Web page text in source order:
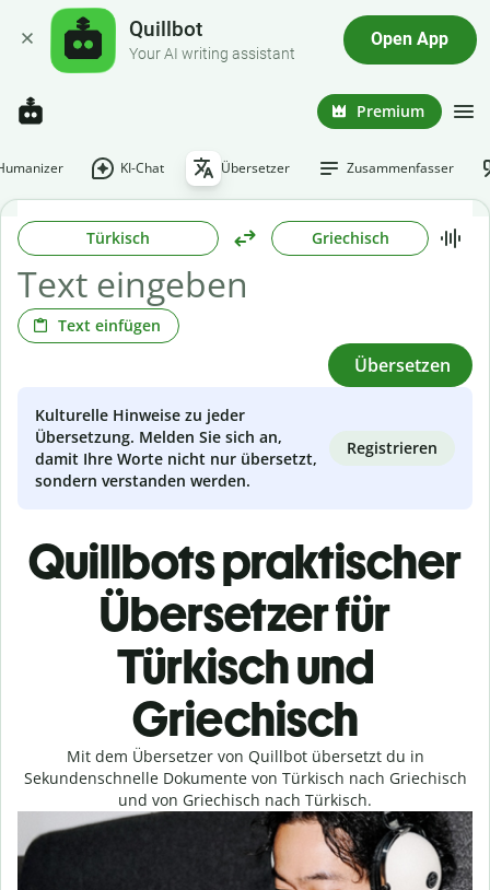
Quillbot
Your AI writing assistant
Open App
Premium
KI-Chat Übersetzer Zusammenfasser
Türkisch Griechisch
Text einfügen
Übersetzen
Kulturelle Hinweise zu jeder
Übersetzung. Melden Sie sich an,
damit Ihre Worte nicht nur übersetzt,
sondern verstanden werden.
Registrieren
Quillbots praktischer
Übersetzer für
Türkisch und
Griechisch
Mit dem Übersetzer von Quillbot übersetzt du in
Sekundenschnelle Dokumente von Türkisch nach Griechisch
und von Griechisch nach Türkisch.